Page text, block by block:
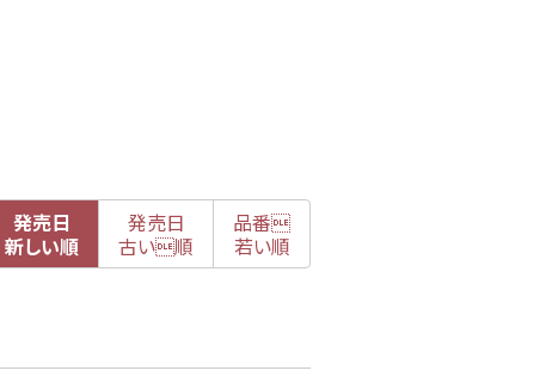
発売日
新しい順
発売日
古い順
品番
若い順